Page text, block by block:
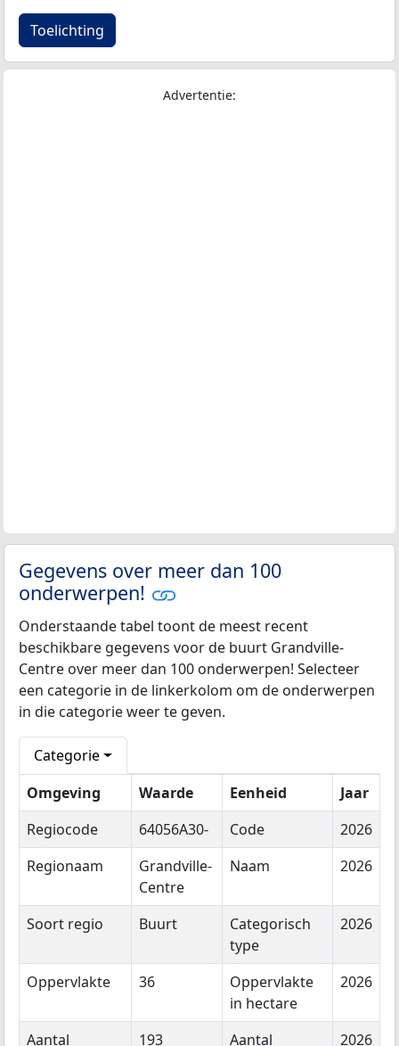
Toelichting
Advertentie:
Gegevens over meer dan 100
onderwerpen!
Onderstaande tabel toont de meest recent
beschikbare gegevens voor de buurt Grandville-
Centre over meer dan 100 onderwerpen! Selecteer
een categorie in de linkerkolom om de onderwerpen
in die categorie weer te geven.
Categorie
Omgeving
Waarde Eenheid
Jaar
Regiocode
64056A30- Code
2026
Regionaam
Grandville-
Centre
Naam 2026
Soort regio Buurt
Categorisch
type
2026
Oppervlakte 36
Oppervlakte
in hectare
2026
Aantal 193 Aantal 2026